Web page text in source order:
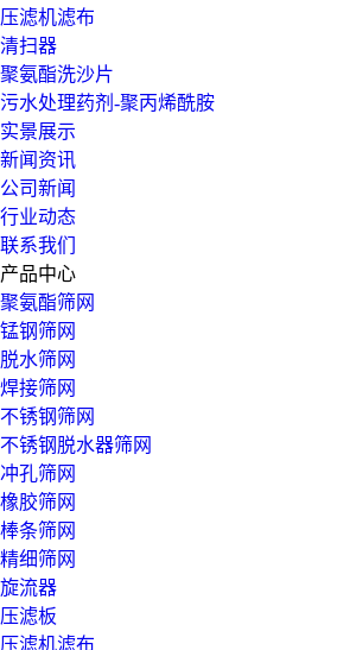
压滤机滤布
清扫器
聚氨酯洗沙片
污水处理药剂-聚丙烯酰胺
实景展示
新闻资讯
公司新闻
行业动态
联系我们
产品中心
聚氨酯筛网
锰钢筛网
脱水筛网
焊接筛网
不锈钢筛网
不锈钢脱水器筛网
冲孔筛网
橡胶筛网
棒条筛网
精细筛网
旋流器
压滤板
压滤机滤布